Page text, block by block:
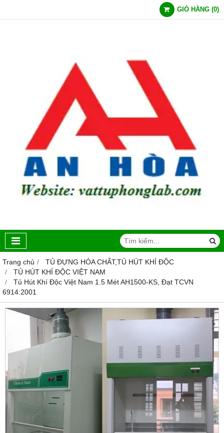
GIỎ HÀNG (0)
Trang chủ
TỦ ĐỰNG HÓA CHẤT,TỦ HÚT KHÍ ĐỘC
TỦ HÚT KHÍ ĐỘC VIỆT NAM
Tủ Hút Khí Độc Việt Nam 1.5 Mét AH1500-KS, Đạt TCVN
6914:2001